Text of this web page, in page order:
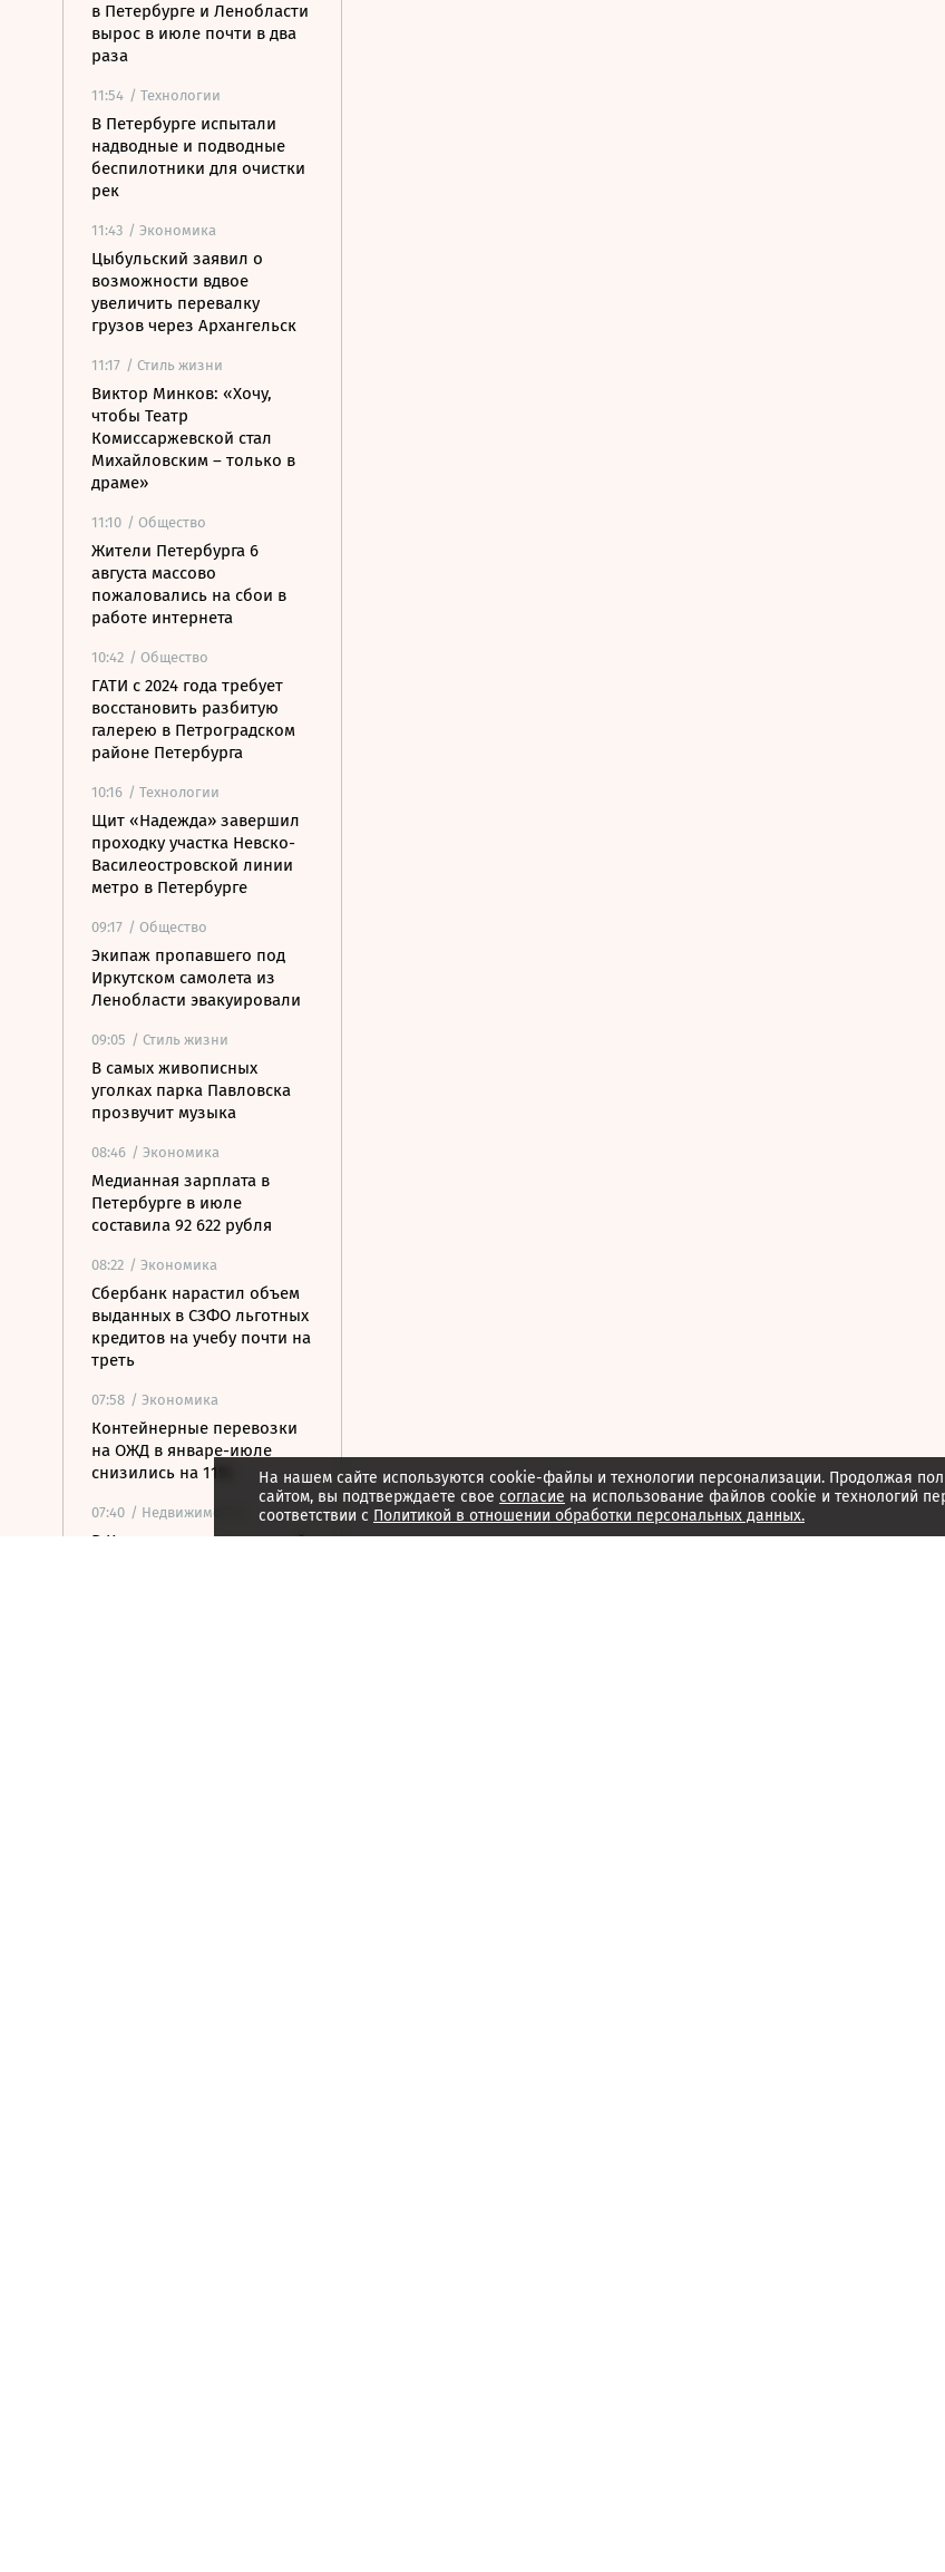
в Петербурге и Ленобласти
вырос в июле почти в два
раза
11:54 / Технологии
В Петербурге испытали
надводные и подводные
беспилотники для очистки
рек
11:43 / Экономика
Цыбульский заявил о
возможности вдвое
увеличить перевалку
грузов через Архангельск
11:17 / Стиль жизни
Виктор Минков: «Хочу,
чтобы Театр
Комиссаржевской стал
Михайловским – только в
драме»
11:10 / Общество
Жители Петербурга 6
августа массово
пожаловались на сбои в
работе интернета
10:42 / Общество
ГАТИ с 2024 года требует
восстановить разбитую
галерею в Петроградском
районе Петербурга
10:16 / Технологии
Щит «Надежда» завершил
проходку участка Невско-
Василеостровской линии
метро в Петербурге
09:17 / Общество
Экипаж пропавшего под
Иркутском самолета из
Ленобласти эвакуировали
09:05 / Стиль жизни
В самых живописных
уголках парка Павловска
прозвучит музыка
08:46 / Экономика
Медианная зарплата в
Петербурге в июле
составила 92 622 рубля
08:22 / Экономика
Сбербанк нарастил объем
выданных в СЗФО льготных
кредитов на учебу почти на
треть
07:58 / Экономика
Контейнерные перевозки
на ОЖД в январе-июле
снизились на 11%
07:40 / Недвижимость
В Карелии построят новый
На нашем сайте используются cookie-файлы и технологии персонализации. Продолжая
сайтом, вы подтверждаете свое согласие на использование файлов cookie и технологий
соответствии с Политикой в отношении обработки персональных данных.